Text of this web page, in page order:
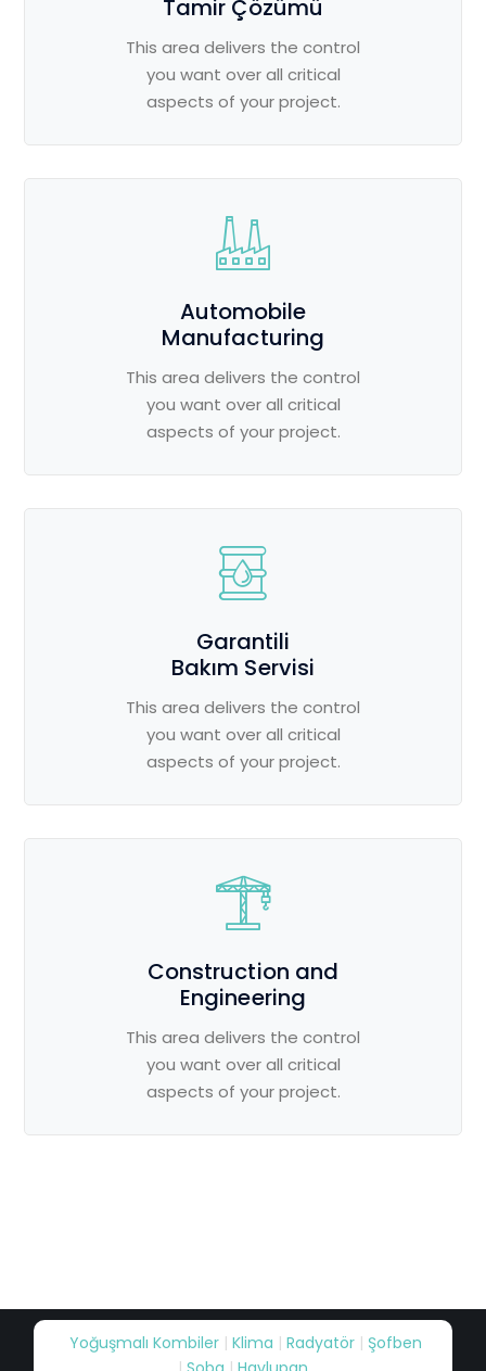
Tamir Çözümü
This area delivers the control
you want over all critical
aspects of your project.
Automobile
Manufacturing
This area delivers the control
you want over all critical
aspects of your project.
Garantili
Bakım Servisi
This area delivers the control
you want over all critical
aspects of your project.
Construction and
Engineering
This area delivers the control
you want over all critical
aspects of your project.
Yoğuşmalı Kombiler| Klima | Radyatör| Şofben